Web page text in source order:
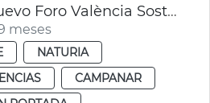
Presentación nuevo Foro València Sostenible
meses
NATURIA
CAMPANAR